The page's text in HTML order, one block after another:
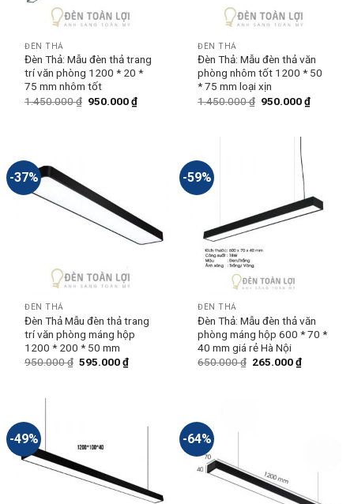
ĐÈN THẢ
Đèn Thả: Mẫu đèn thả trang
trí văn phòng 1200 * 20 *
75 mm nhôm tốt
1.450.000₫ 950.000₫
ĐÈN THẢ
Đèn Thả: Mẫu đèn thả văn
phòng nhôm tốt 1200 * 50
* 75 mm loại xịn
1.450.000₫ 950.000₫
-37%
ĐÈN THẢ
Đèn Thả Mẫu đèn thả trang
trí văn phòng máng hộp
1200 * 200 * 50 mm
950.000₫ 595.000₫
-59%
ĐÈN THẢ
Đèn Thả: Mẫu đèn thả văn
phòng máng hộp 600 * 70 *
40 mm giá rẻ Hà Nội
650.000₫ 265.000₫
-49% -64%